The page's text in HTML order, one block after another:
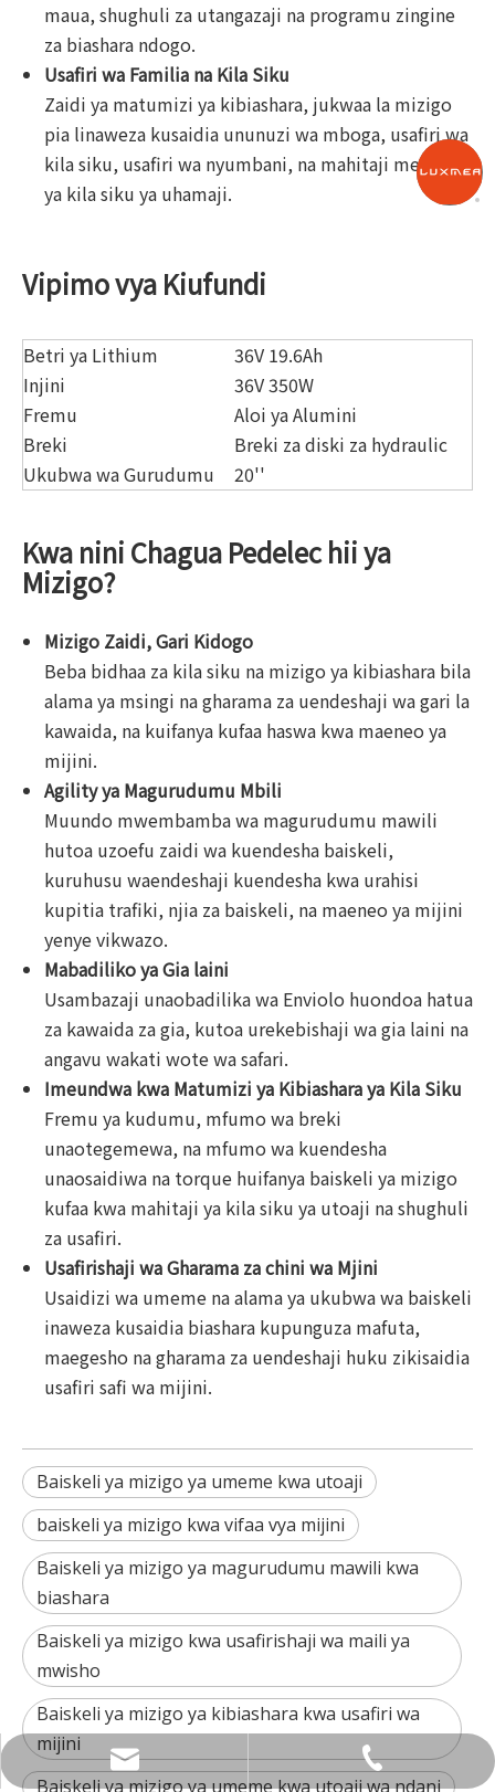
maua, shughuli za utangazaji na programu zingine
za biashara ndogo.
Usafiri wa Familia na Kila Siku
Zaidi ya matumizi ya kibiashara, jukwaa la mizigo
pia linaweza kusaidia ununuzi wa mboga, usafiri wa
kila siku, usafiri wa nyumbani, na mahitaji mengine
ya kila siku ya uhamaji.
Vipimo vya Kiufundi
Betri ya Lithium
36V 19.6Ah
Injini
36V 350W
Fremu
Aloi ya Alumini
Breki
Breki za diski za hydraulic
Ukubwa wa Gurudumu
20''
Kwa nini Chagua Pedelec hii ya
Mizigo?
Mizigo Zaidi, Gari Kidogo
Beba bidhaa za kila siku na mizigo ya kibiashara bila
alama ya msingi na gharama za uendeshaji wa gari la
kawaida, na kuifanya kufaa haswa kwa maeneo ya
mijini.
Agility ya Magurudumu Mbili
Muundo mwembamba wa magurudumu mawili
hutoa uzoefu zaidi wa kuendesha baiskeli,
kuruhusu waendeshaji kuendesha kwa urahisi
kupitia trafiki, njia za baiskeli, na maeneo ya mijini
yenye vikwazo.
Mabadiliko ya Gia laini
Usambazaji unaobadilika wa Enviolo huondoa hatua
za kawaida za gia, kutoa urekebishaji wa gia laini na
angavu wakati wote wa safari.
Imeundwa kwa Matumizi ya Kibiashara ya Kila Siku
Fremu ya kudumu, mfumo wa breki
unaotegemewa, na mfumo wa kuendesha
unaosaidiwa na torque huifanya baiskeli ya mizigo
kufaa kwa mahitaji ya kila siku ya utoaji na shughuli
za usafiri.
Usafirishaji wa Gharama za chini wa Mjini
Usaidizi wa umeme na alama ya ukubwa wa baiskeli
inaweza kusaidia biashara kupunguza mafuta,
maegesho na gharama za uendeshaji huku zikisaidia
usafiri safi wa mijini.
Baiskeli ya mizigo ya umeme kwa utoaji
baiskeli ya mizigo kwa vifaa vya mijini
Baiskeli ya mizigo ya magurudumu mawili kwa
biashara
Baiskeli ya mizigo kwa usafirishaji wa maili ya
mwisho
Baiskeli ya mizigo ya kibiashara kwa usafiri wa
mijini
Baiskeli ya mizigo ya umeme kwa utoaji wa ndani
info@luxmea.com
+49 1590 1361866